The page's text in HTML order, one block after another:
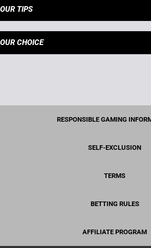
OUR TIPS
OUR CHOICE
RESPONSIBLE GAMING
SELF-EXCLUSION
TERMS
BETTING RULES
AFFILIATE PROGRAM